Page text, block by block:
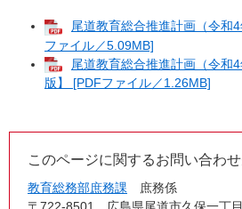
尾道教育総合推進計画（令和
ファイル／5.09MB]
尾道教育総合推進計画（令和
版】 [PDFファイル／1.26MB]
このページに関するお問い合わ
教育総務部庶務課
庶務係